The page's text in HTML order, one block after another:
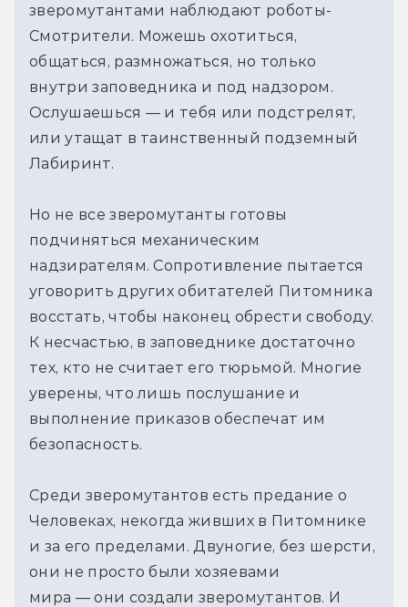
зверомутантами наблюдают роботы-
Смотрители. Можешь охотиться,
общаться, размножаться, но только
внутри заповедника и под надзором.
Ослушаешься — и тебя или подстрелят,
или утащат в таинственный подземный
Лабиринт.
Но не все зверомутанты готовы
подчиняться механическим
надзирателям. Сопротивление пытается
уговорить других обитателей Питомника
восстать, чтобы наконец обрести свободу.
К несчастью, в заповеднике достаточно
тех, кто не считает его тюрьмой. Многие
уверены, что лишь послушание и
выполнение приказов обеспечат им
безопасность.
Среди зверомутантов есть предание о
Человеках, некогда живших в Питомнике
и за его пределами. Двуногие, без шерсти,
они не просто были хозяевами
мира — они создали зверомутантов. И